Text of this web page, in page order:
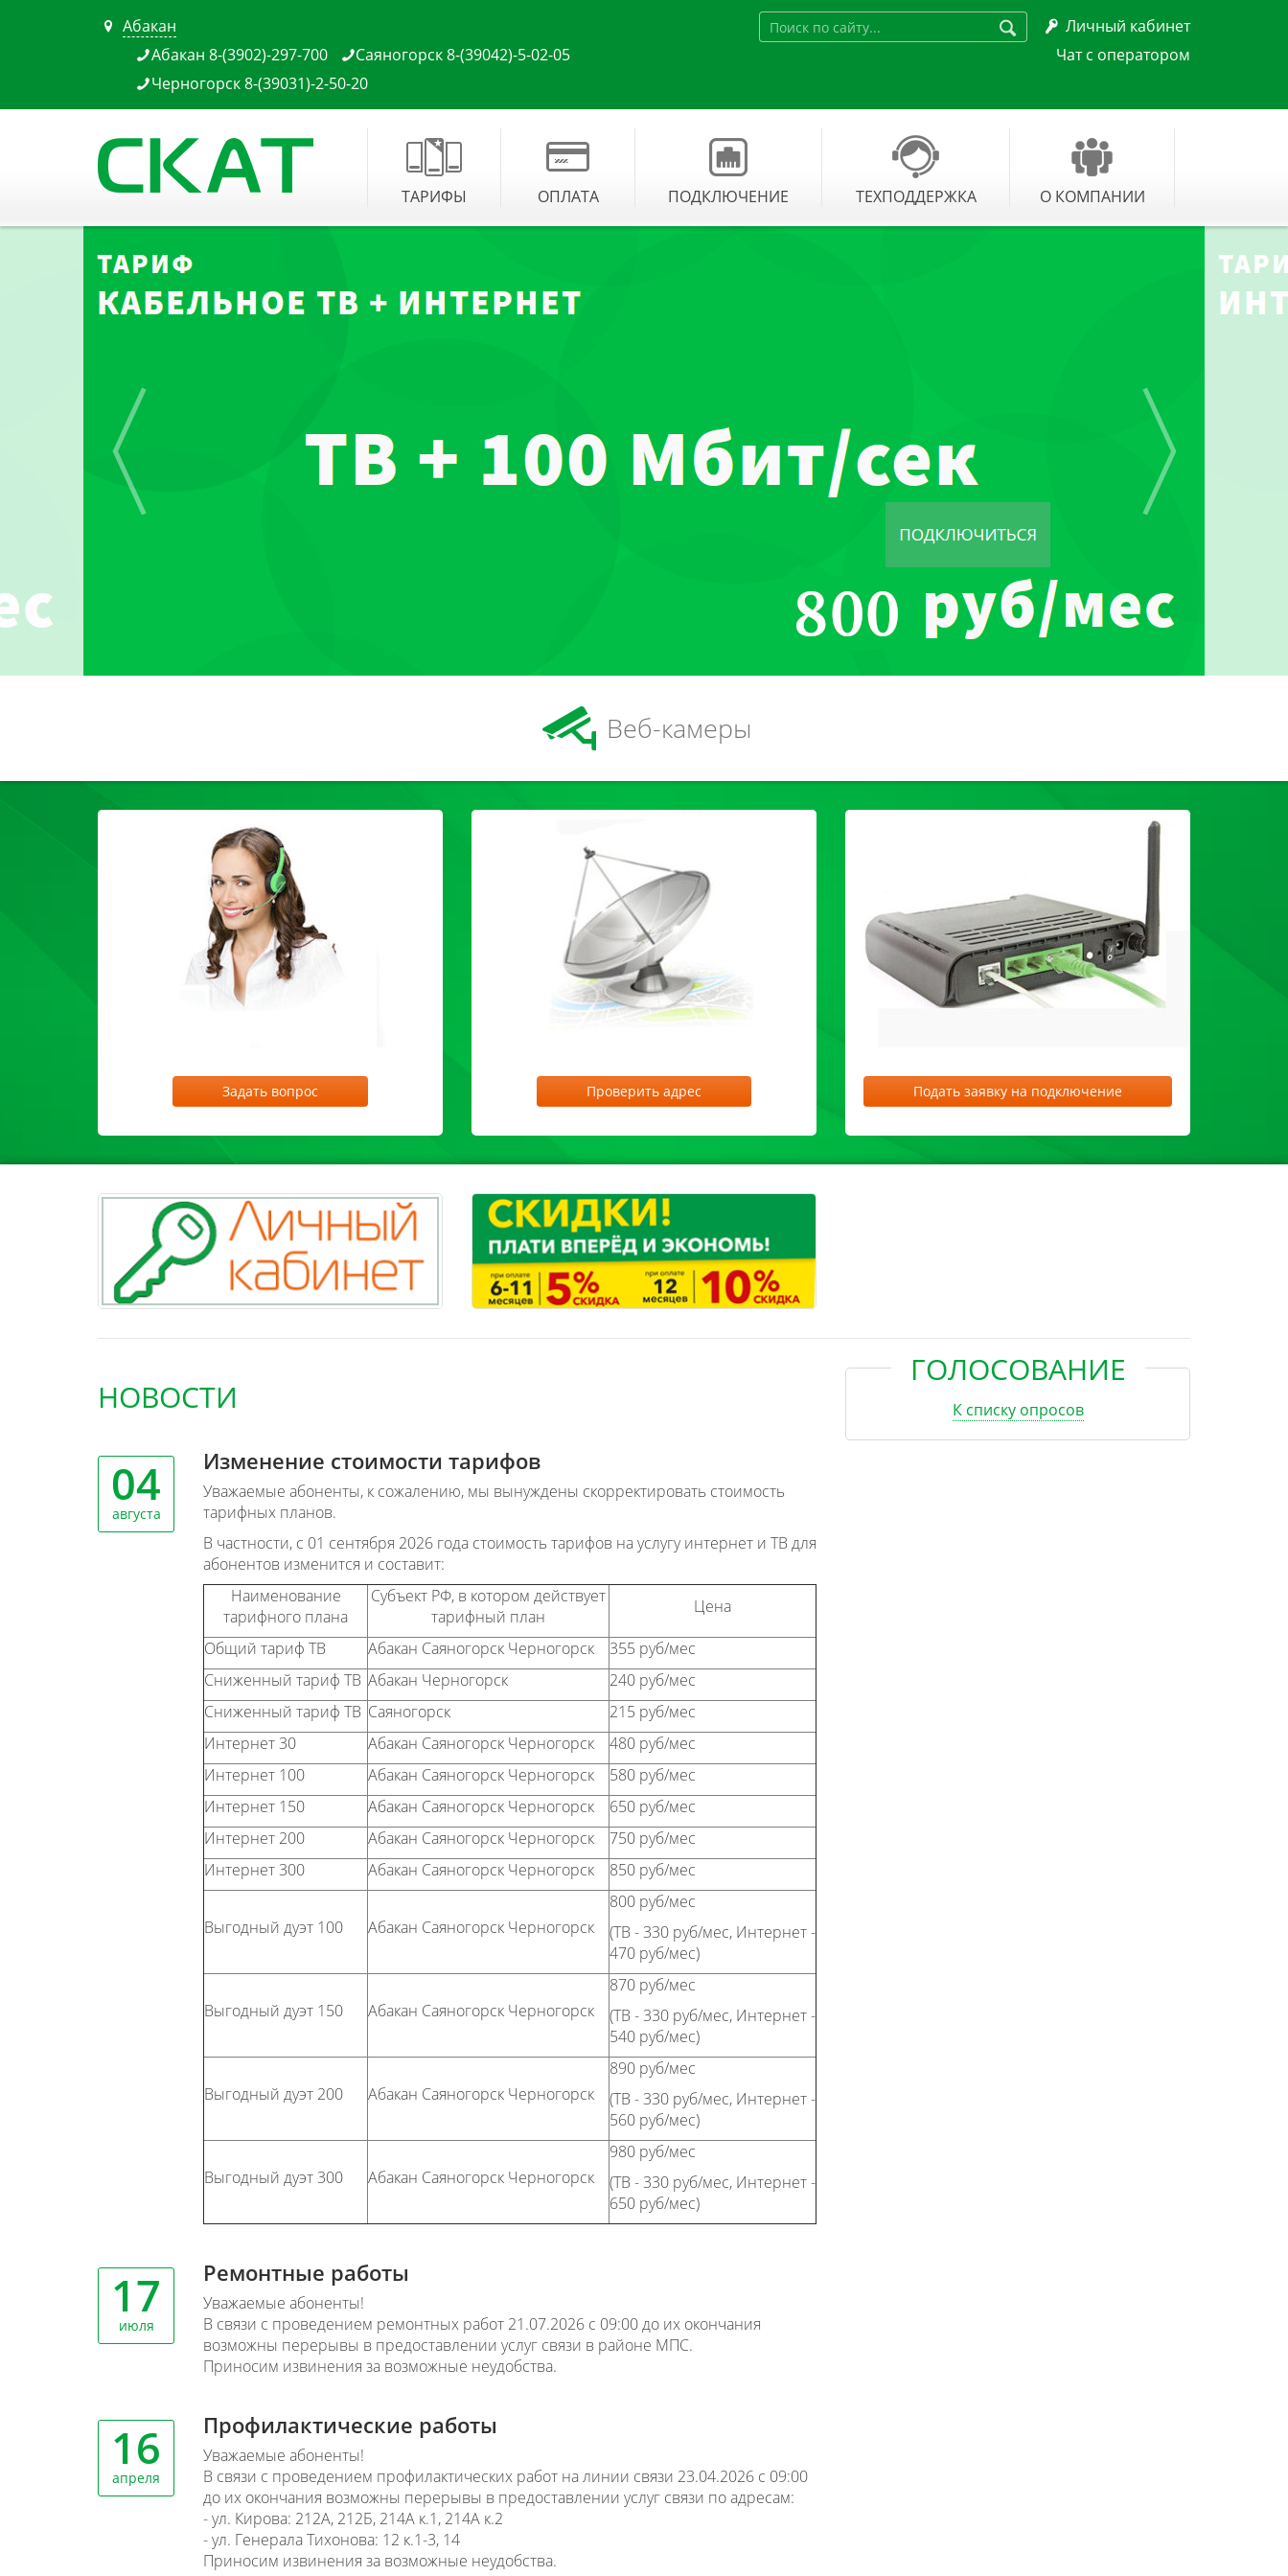
 Абакан
Абакан 8-(3902)-297-700 Саяногорск 8-(39042)-5-02-05
Черногорск 8-(39031)-2-50-20
  Личный кабинет
Чат с оператором
ТАРИФЫ ОПЛАТА ПОДКЛЮЧЕНИЕ ТЕХПОДДЕРЖКА О КОМПАНИИ
Веб-камеры
Задать вопрос Проверить адрес Подать заявку на подключение
НОВОСТИ
04
августа
Изменение стоимости тарифов
Уважаемые абоненты, к сожалению, мы вынуждены скорректировать стоимость
тарифных планов.
В частности, с 01 сентября 2026 года стоимость тарифов на услугу интернет и ТВ для
абонентов изменится и составит:
Наименование
тарифного плана
Субъект РФ, в котором действует
тарифный план
Цена
Общий тариф ТВ
Абакан Саяногорск Черногорск
355 руб/мес
Сниженный тариф ТВ Абакан Черногорск
240 руб/мес
Сниженный тариф ТВ Саяногорск
215 руб/мес
Интернет 30
Абакан Саяногорск Черногорск
480 руб/мес
Интернет 100
Абакан Саяногорск Черногорск
580 руб/мес
Интернет 150
Абакан Саяногорск Черногорск
650 руб/мес
Интернет 200
Абакан Саяногорск Черногорск
750 руб/мес
Интернет 300
Абакан Саяногорск Черногорск 850 руб/мес
Выгодный дуэт 100 Абакан Саяногорск Черногорск
800 руб/мес
(ТВ - 330 руб/мес, Интернет -
470 руб/мес)
Выгодный дуэт 150 Абакан Саяногорск Черногорск
870 руб/мес
(ТВ - 330 руб/мес, Интернет -
540 руб/мес)
Выгодный дуэт 200 Абакан Саяногорск Черногорск
890 руб/мес
(ТВ - 330 руб/мес, Интернет -
560 руб/мес)
Выгодный дуэт 300 Абакан Саяногорск Черногорск
980 руб/мес
(ТВ - 330 руб/мес, Интернет -
650 руб/мес)
17
июля
Ремонтные работы
Уважаемые абоненты!
В связи с проведением ремонтных работ 21.07.2026 с 09:00 до их окончания
возможны перерывы в предоставлении услуг связи в районе МПС.
Приносим извинения за возможные неудобства.
16
апреля
Профилактические работы
Уважаемые абоненты!
В связи с проведением профилактических работ на линии связи 23.04.2026 с 09:00
до их окончания возможны перерывы в предоставлении услуг связи по адресам:
- ул. Кирова: 212А, 212Б, 214А к.1, 214А к.2
- ул. Генерала Тихонова: 12 к.1-3, 14
Приносим извинения за возможные неудобства.
ГОЛОСОВАНИЕ
К списку опросов